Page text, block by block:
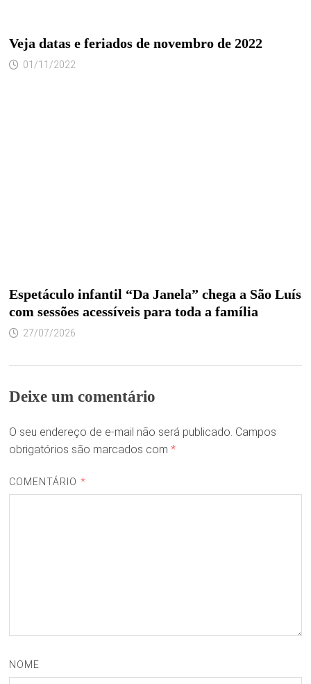
Veja datas e feriados de novembro de 2022
01/11/2022
Espetáculo infantil “Da Janela” chega a São Luís
com sessões acessíveis para toda a família
27/07/2026
Deixe um comentário
O seu endereço de e-mail não será publicado. Campos
obrigatórios são marcados com *
COMENTÁRIO *
NOME